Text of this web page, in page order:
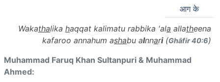
आग के
Wakathalika haqqat kalimatu rabbika 'ala allatheena
kafaroo annahum ashabu alnnari(Ghāfir 40:6)
Muhammad Faruq Khan Sultanpuri & Muhammad
Ahmed: